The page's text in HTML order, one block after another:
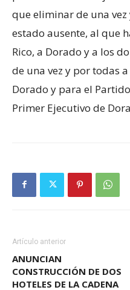
que eliminar de una
estado ausente, al que
Rico, a Dorado y a los
de una vez y por todas
Dorado y para el
Primer Ejecutivo de
Artículo anterior
ANUNCIAN
CONSTRUCCIÓN DE DOS
HOTELES DE LA CADENA